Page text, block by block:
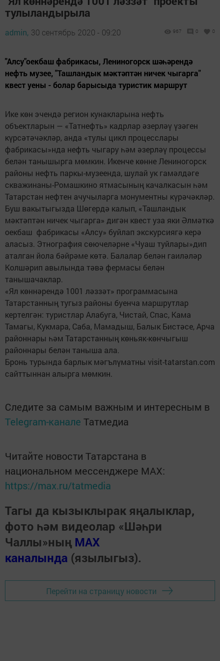
тулыландырыла
admin, 30 сентябрь 2020 - 09:20 967 0 0
"Алсу"оекбаш фабрикасы, Лениногорск шәһәрендә
нефть музее, "Ташландык мәктәптән ничек чыгарга"
квест уены - болар барысыда туристик маршрут
Ике көн эчендә регион кунакларына нефть
объектларын — «Татнефть» кадрлар әзерләү үзәген
күрсәтәчәкләр, анда «тулы цикл процесслары
фабрикасы»нда нефть чыгару һәм әзерләү процессы
белән танышырга мөмкин. Икенче көнне Лениногорск
районы нефть паркы-музеенда, шулай ук гамәлдәге
скважинаны-Ромашкино ятмасының качалкасын һәм
Татарстан нефтен ачучыларга монументны күрәчәкләр.
Буш вакытыгызда Шөгердә калып, «Ташландык
мәктәптән ничек чыгарга» дигән квест уза яки Әлмәткә
оекбаш фабрикасы «Алсу» буйлап экскурсиягә керә
аласыз. Этнография сөючеләрне «Чуаш туйлары»дип
аталган йола бәйрәме көтә. Балалар белән гаиләләр
Колшәрип авылында тәвә фермасы белән
танышачаклар.
«Ял көннәрендә 1001 ләззәт» программасына
Татарстанның тугыз районы буенча маршрутлар
кертелгән: туристлар Алабуга, Чистай, Спас, Кама
Тамагы, Кукмара, Саба, Мамадыш, Балык Бистәсе, Арча
районнары һәм Татарстанның көньяк-көнчыгыш
районнары белән таныша ала.
Бронь турында барлык мәгълүматны visit-tatarstan.com
сайттыннан алырга мөмкин.
Следите за самым важным и интересным в
Telegram-канале Татмедиа
Читайте новости Татарстана в
национальном мессенджере MАХ:
https://max.ru/tatmedia
Тагы да кызыклырак яңалыклар,
фото һәм видеолар «Шәһри
Чаллы»ның MAX
каналында (язылыгыз).
Перейти на страницу новости